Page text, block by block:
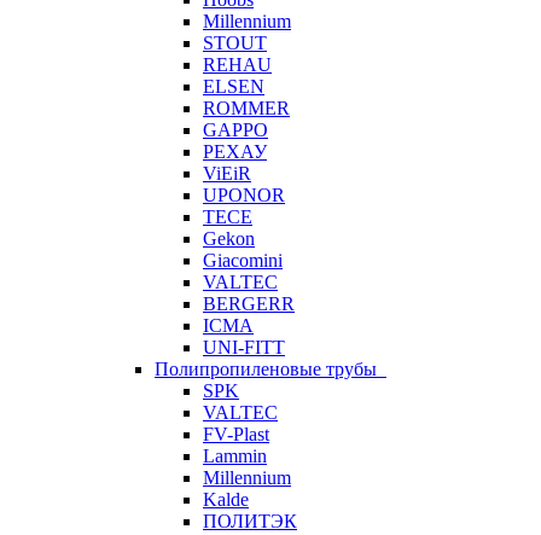
Millennium
STOUT
REHAU
ELSEN
ROMMER
GAPPO
РЕХАУ
ViEiR
UPONOR
TECE
Gekon
Giacomini
VALTEC
BERGERR
ICMA
UNI-FITT
Полипропиленовые трубы
SPK
VALTEC
FV-Plast
Lammin
Millennium
Kalde
ПОЛИТЭК